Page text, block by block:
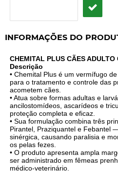
INFORMAÇÕES DO
CHEMITAL PLUS CÃES ADULTO
Descrição
• Chemital Plus é um vermífugo
para o tratamento e controle das
acometem cães.
• Atua sobre formas adultas e
ancilostomídeos, ascarídeos e
proteção completa e eficaz.
• Sua formulação combina três
Pirantel, Praziquantel e Febantel
sinérgica, causando paralisia e
os pelas fezes.
• O produto apresenta ampla
ser administrado em fêmeas
médico-veterinário.